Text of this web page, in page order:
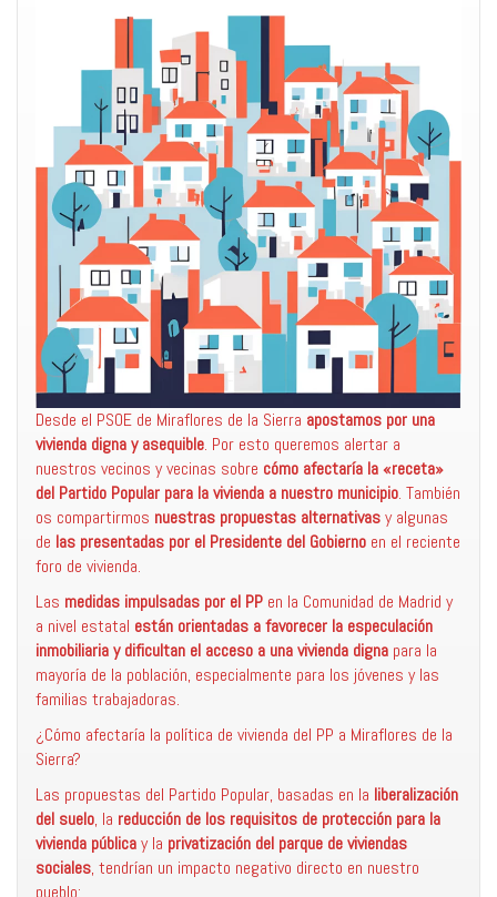
Desde el PSOE de Miraflores de la Sierra apostamos por una
vivienda digna y asequible. Por esto queremos alertar a
nuestros vecinos y vecinas sobre cómo afectaría la «receta»
del Partido Popular para la vivienda a nuestro municipio. También
os compartirmos nuestras propuestas alternativasy algunas
de las presentadas por el Presidente del Gobierno en el reciente
foro de vivienda.
Las medidas impulsadas por el PP en la Comunidad de Madrid y
a nivel estatal están orientadas a favorecer la especulación
inmobiliaria y dificultan el acceso a una vivienda digna para la
mayoría de la población, especialmente para los jóvenes y las
familias trabajadoras.
¿Cómo afectaría la política de vivienda del PP a Miraflores de la
Sierra?
Las propuestas del Partido Popular, basadas en la liberalización
del suelo, la reducción de los requisitos de protección para la
vivienda públicay la privatización del parque de viviendas
sociales, tendrían un impacto negativo directo en nuestro
pueblo: